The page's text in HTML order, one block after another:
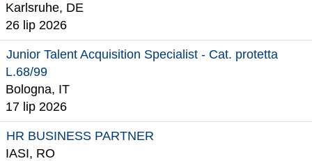
Karlsruhe, DE
26 lip 2026
Junior Talent Acquisition Specialist - Cat. protetta
L.68/99
Bologna, IT
17 lip 2026
HR BUSINESS PARTNER
IASI, RO